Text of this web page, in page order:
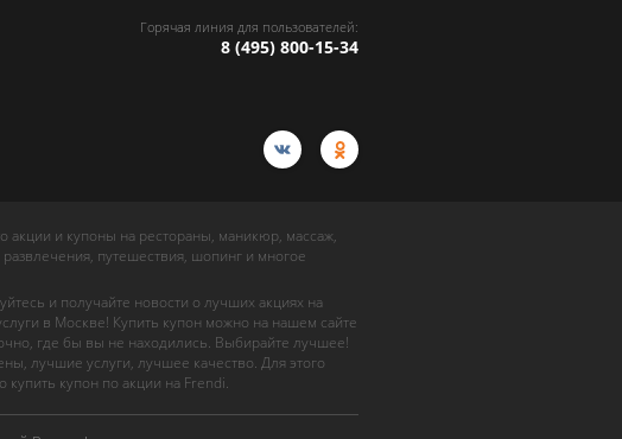
Горячая линия для пользователей:
8 (495) 800-15-34
акции и купоны на рестораны, маникюр, массаж,
путешествия, шопинг и многое
и получайте новости о лучших акциях на
в Москве! Купить купон можно на нашем сайте
где бы вы не находились. Выбирайте лучшее!
лучшие услуги, лучшее качество. Для этого
купить купон по акции на Frendi.